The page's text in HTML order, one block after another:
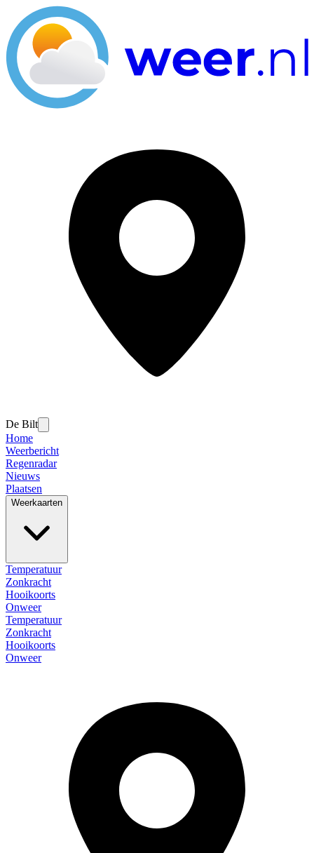
De Bilt
Home
Weerbericht
Regenradar
Nieuws
Plaatsen
Weerkaarten
Temperatuur
Zonkracht
Hooikoorts
Onweer
Temperatuur
Zonkracht
Hooikoorts
Onweer